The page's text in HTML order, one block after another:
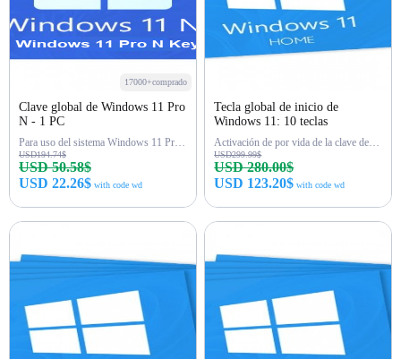
17000+comprado
Clave global de Windows 11 Pro
N - 1 PC
Para uso del sistema Windows 11 Pro N
USD194.74$
USD 50.58$
USD 22.26$ with code wd
Tecla global de inicio de
Windows 11: 10 teclas
Activación de por vida de la clave de inicio de Win 11
USD299.99$
USD 280.00$
USD 123.20$ with code wd